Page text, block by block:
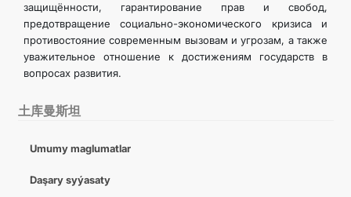
土库曼斯坦
Umumy maglumatlar
Daşary syýasaty
защищённости, гарантирование прав и свобод,
предотвращение социально-экономического кризиса и
противостояние современным вызовам и угрозам, а также
уважительное отношение к достижениям государств в
вопросах развития.